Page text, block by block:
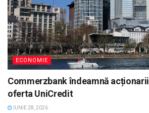
ECONOMIE
Commerzbank îndeamnă
oferta UniCredit
IUNIE 28, 2026